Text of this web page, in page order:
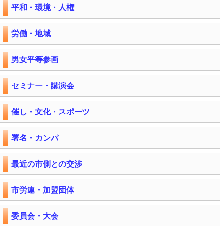
平和・環境・人権
労働・地域
男女平等参画
セミナー・講演会
催し・文化・スポーツ
署名・カンパ
最近の市側との交渉
市労連・加盟団体
委員会・大会